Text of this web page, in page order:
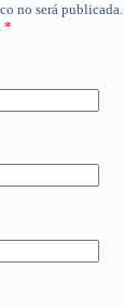
no será publicada.
*